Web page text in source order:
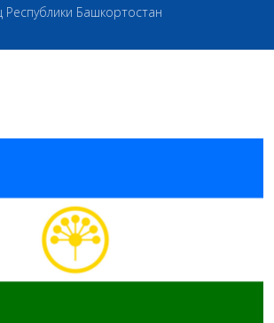
Башкортостан